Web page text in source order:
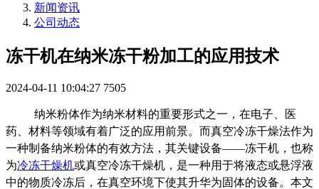
新闻资讯
公司动态
冻干机在纳米冻干粉加工的应用技术
2024-04-11 10:04:27 7505
纳米粉体作为纳米材料的重要形式之一，在电子、医
药、材料等领域有着广泛的应用前景。而真空冷冻干燥法作为
一种制备纳米粉体的有效方法，其关键设备——冻干机，也称
为冷冻干燥机或真空冷冻干燥机，是一种用于将液态或悬浮液
中的物质冷冻后，在真空环境下使其升华为固体的设备。本文